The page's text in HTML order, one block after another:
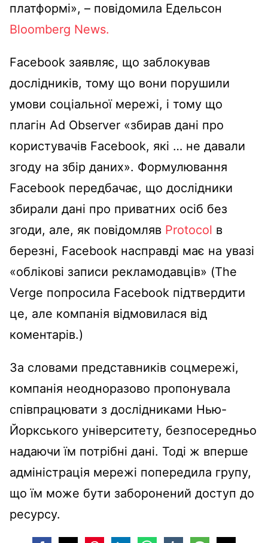
платформі», – повідомила Едельсон
Bloomberg News.
Facebook заявляє, що заблокував
дослідників, тому що вони порушили
умови соціальної мережі, і тому що
плагін Ad Observer «збирав дані про
користувачів Facebook, які … не давали
згоду на збір даних». Формулювання
Facebook передбачає, що дослідники
збирали дані про приватних осіб без
згоди, але, як повідомляв Protocol в
березні, Facebook насправді має на увазі
«облікові записи рекламодавців» (The
Verge попросила Facebook підтвердити
це, але компанія відмовилася від
коментарів.)
За словами представників соцмережі,
компанія неодноразово пропонувала
співпрацювати з дослідниками Нью-
Йоркського університету, безпосередньо
надаючи їм потрібні дані. Тоді ж вперше
адміністрація мережі попередила групу,
що їм може бути заборонений доступ до
ресурсу.